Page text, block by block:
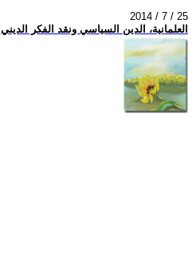
2014 / 7 / 25
العلمانية، الدين السياسي ونقد الفكر الديني